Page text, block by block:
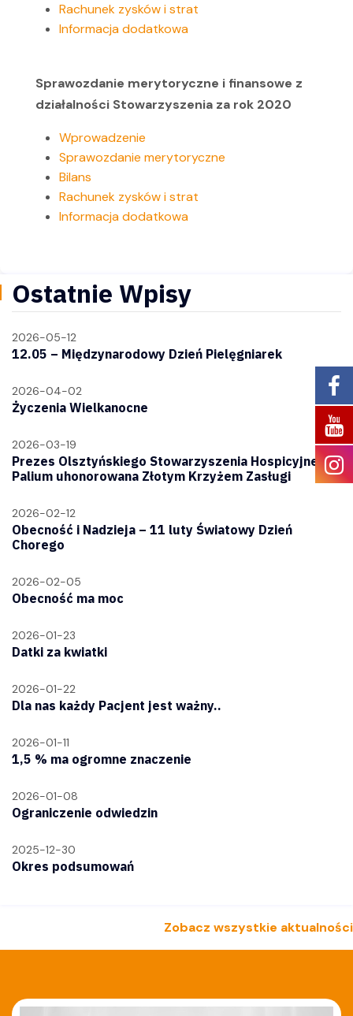
Rachunek zysków i strat
Informacja dodatkowa
Sprawozdanie merytoryczne i finansowe z
działalności Stowarzyszenia za rok 2020
Wprowadzenie
Sprawozdanie merytoryczne
Bilans
Rachunek zysków i strat
Informacja dodatkowa
Ostatnie Wpisy
2026-05-12
12.05 – Międzynarodowy Dzień Pielęgniarek
2026-04-02
Życzenia Wielkanocne
2026-03-19
Prezes Olsztyńskiego Stowarzyszenia Hospicyjnego
Palium uhonorowana Złotym Krzyżem Zasługi
2026-02-12
Obecność i Nadzieja – 11 luty Światowy Dzień
Chorego
2026-02-05
Obecność ma moc
2026-01-23
Datki za kwiatki
2026-01-22
Dla nas każdy Pacjent jest ważny..
2026-01-11
1,5 % ma ogromne znaczenie
2026-01-08
Ograniczenie odwiedzin
2025-12-30
Okres podsumowań
Zobacz wszystkie aktualności